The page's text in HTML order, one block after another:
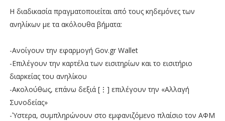
Η διαδικασία πραγματοποιείται από τους κηδεμόνες των
ανηλίκων με τα ακόλουθα βήματα:
-Ανοίγουν την εφαρμογή Gov.gr Wallet
-Επιλέγουν την καρτέλα των εισιτηρίων και το εισιτήριο
διαρκείας του ανηλίκου
-Ακολούθως, επάνω δεξιά [⋮] επιλέγουν την «Αλλαγή
Συνοδείας»
-Ύστερα, συμπληρώνουν στο εμφανιζόμενο πλαίσιο τον ΑΦΜ